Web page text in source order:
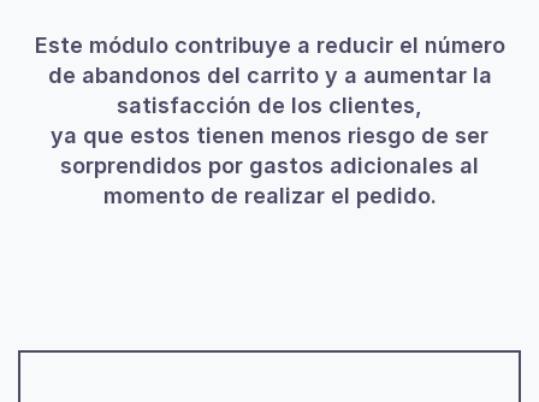
Este módulo contribuye a reducir el número
de abandonos del carrito y a aumentar la
satisfacción de los clientes,
ya que estos tienen menos riesgo de ser
sorprendidos por gastos adicionales al
momento de realizar el pedido.